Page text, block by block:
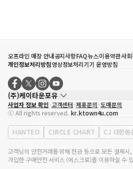
오프라인 매장 안내공지사항FAQ뉴스이용약관사
개인정보처리방침영상정보처리기기 운영방침
(주)케이타운포유
대표자
송효민
사업자등록번호
120-87-71116
통신판매업 신고번호 제2011-서울강남-02223
대표전화
02-552-9855
사업자 정보 확인 고객센터 제휴문의 도매문의
ⓒ All rights reserved. kr.ktown4u.com
HANTEO CIRCLE CHART CJ 대한통
고객님의 안전거래를 위해 현금 등으로 모든 결제시
가입한 구매안전 서비스 (에스크로)를 이용하실 수